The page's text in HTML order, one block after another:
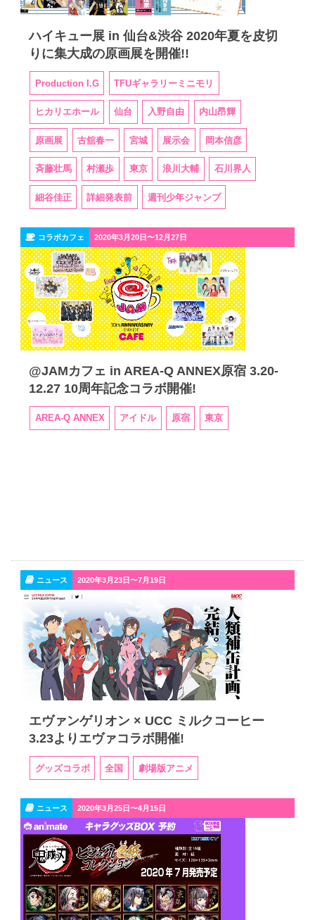
ハイキュー展 in 仙台&渋谷 2020年夏を皮切
りに集大成の原画展を開催!!
Production I.G TFUギャラリーミニモリ
ヒカリエホール 仙台 入野自由 内山昂輝
原画展 古舘春一 宮城 展示会 岡本信彦
斉藤壮馬 村瀬歩 東京 浪川大輔 石川界人
細谷佳正 詳細発表前 週刊少年ジャンプ
コラボカフェ 2020年3月20日〜12月27日
@JAMカフェ in AREA-Q ANNEX原宿 3.20-
12.27 10周年記念コラボ開催!
AREA-Q ANNEX アイドル 原宿 東京
ニュース 2020年3月23日〜7月19日
エヴァンゲリオン × UCC ミルクコーヒー
3.23よりエヴァコラボ開催!
グッズコラボ 全国 劇場版アニメ
ニュース 2020年3月25日〜4月15日